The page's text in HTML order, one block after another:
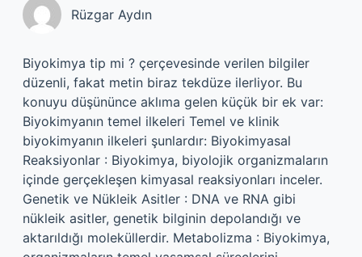
Rüzgar Aydın
Biyokimya tip mi ? çerçevesinde verilen bilgiler
düzenli, fakat metin biraz tekdüze ilerliyor. Bu
konuyu düşününce aklıma gelen küçük bir ek var:
Biyokimyanın temel ilkeleri Temel ve klinik
biyokimyanın ilkeleri şunlardır: Biyokimyasal
Reaksiyonlar : Biyokimya, biyolojik organizmaların
içinde gerçekleşen kimyasal reaksiyonları inceler.
Genetik ve Nükleik Asitler : DNA ve RNA gibi
nükleik asitler, genetik bilginin depolandığı ve
aktarıldığı moleküllerdir. Metabolizma : Biyokimya,